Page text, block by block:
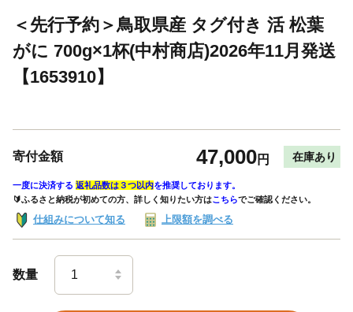
＜先行予約＞鳥取県産 タグ付き 活 松葉
がに 700g×1杯(中村商店)2026年11月発送
【1653910】
寄付金額 47,000円 在庫あり
一度に決済する 返礼品数は３つ以内を推奨しております。
🔰ふるさと納税が初めての方、詳しく知りたい方はこちらでご確認ください。
仕組みについて知る 上限額を調べる
数量